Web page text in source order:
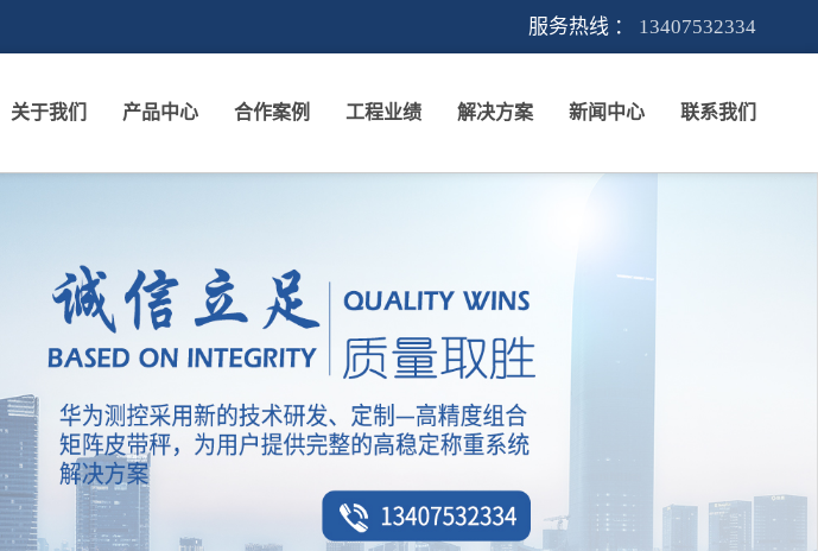
服务热线 ： 13407532334
关于我们 产品中心 合作案例 工程业绩 解决方案 新闻中心 联系我们